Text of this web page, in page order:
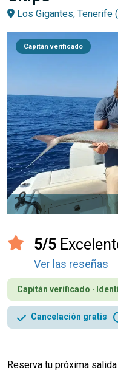
Los Gigantes, Tenerife
Capitán verificado
5/5
Ver las reseñas
Capitán verificado ·
Cancelación gratis
Reserva tu próxima